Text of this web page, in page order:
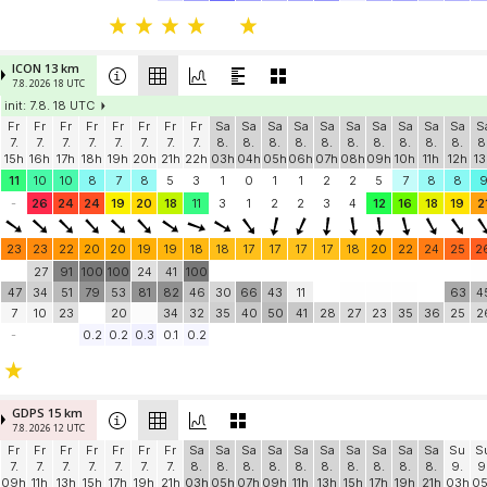
ICON 13 km
7.8. 2026 18 UTC
init: 7.8. 18 UTC
Fr
7.
15h
Fr
7.
16h
Fr
7.
17h
Fr
7.
18h
Fr
7.
19h
Fr
7.
20h
Fr
7.
21h
Fr
7.
22h
Sa
8.
03h
Sa
8.
04h
Sa
8.
05h
Sa
8.
06h
Sa
8.
07h
Sa
8.
08h
Sa
8.
09h
Sa
8.
10h
Sa
8.
11h
Sa
8.
12h
11
10 10 8 7 8 5 3 1 0 1 1 2 2 5 7 8 8
9
-
26 24 24 19 20 18 11 3 1 2 2 3 4 12 16 18 19
23 23 22 20 20 19 19 18 18 17 17 17 17 18 20 22 24 25
47
7
27
34
10
91
51
23
100
79
100
53
20
24
81
41
82
34
100
46
32
30
35
66
40
43
50
11
41
28 27 23 35 36
63
25
-
0.2 0.2 0.3 0.1 0.2
GDPS 15 km
7.8. 2026 12 UTC
Fr
7.
09h
Fr
7.
11h
Fr
7.
13h
Fr
7.
15h
Fr
7.
17h
Fr
7.
19h
Fr
7.
21h
Sa
8.
03h
Sa
8.
05h
Sa
8.
07h
Sa
8.
09h
Sa
8.
11h
Sa
8.
13h
Sa
8.
15h
Sa
8.
17h
Sa
8.
19h
Sa
8.
21h
Su
9.
03h